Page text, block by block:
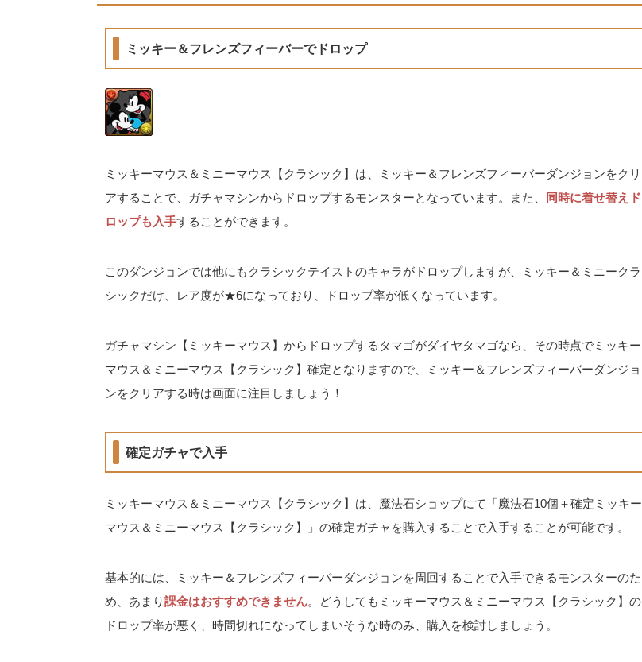
ミッキー＆フレンズフィーバーでドロップ
ミッキーマウス＆ミニーマウス【クラシック】は、ミッキー＆フレンズフィーバーダンジョンをクリ
アすることで、ガチャマシンからドロップするモンスターとなっています。また、
同時に着せ替えド
ロップも入手することができます。
このダンジョンでは他にもクラシックテイストのキャラがドロップしますが、ミッキー＆ミニークラ
シックだけ、レア度が★6になっており、ドロップ率が低くなっています。
ガチャマシン【ミッキーマウス】からドロップするタマゴがダイヤタマゴなら、その時点でミッキー
マウス＆ミニーマウス【クラシック】確定となりますので、ミッキー＆フレンズフィーバーダンジョ
ンをクリアする時は画面に注目しましょう！
確定ガチャで入手
ミッキーマウス＆ミニーマウス【クラシック】は、魔法石ショップにて「魔法石10個＋確定ミッキー
マウス＆ミニーマウス【クラシック】」の確定ガチャを購入することで入手することが可能です。
基本的には、ミッキー＆フレンズフィーバーダンジョンを周回することで入手できるモンスターのた
め、あまり課金はおすすめできません。どうしてもミッキーマウス＆ミニーマウス【クラシック】の
ドロップ率が悪く、時間切れになってしまいそうな時のみ、購入を検討しましょう。